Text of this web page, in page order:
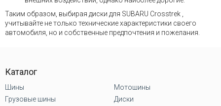
Таким образом, выбирая диски для SUBARU Crosstrek ,
учитывайте не только технические характеристики своего
автомобиля, но и собственные предпочтения и пожелания.
Каталог
Шины
Грузовые шины
Мотошины
Диски